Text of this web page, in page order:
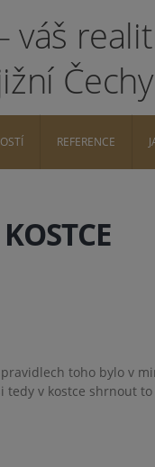
REFERENCE
toho bylo v
tedy v kostce shrnout